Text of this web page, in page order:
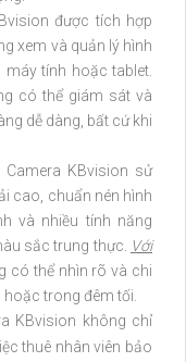
được tích hợp
xem và quản lý hình
tính hoặc tablet.
có thể giám sát và
dễ dàng, bất cứ khi
Camera KBvision sử
cao, chuẩn nén hình
và nhiều tính năng
sắc trung thực. Với
có thể nhìn rõ và chi
hoặc trong đêm tối.
KBvision không chỉ
thuê nhân viên bảo